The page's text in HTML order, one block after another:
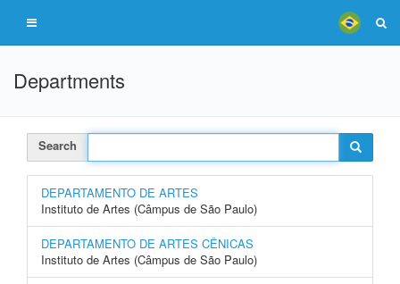
Departments
Search
DEPARTAMENTO DE ARTES
Instituto de Artes (Câmpus de São Paulo)
DEPARTAMENTO DE ARTES CÊNICAS
Instituto de Artes (Câmpus de São Paulo)